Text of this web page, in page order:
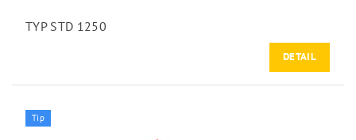
TYP STD 1250
DETAIL
Tip